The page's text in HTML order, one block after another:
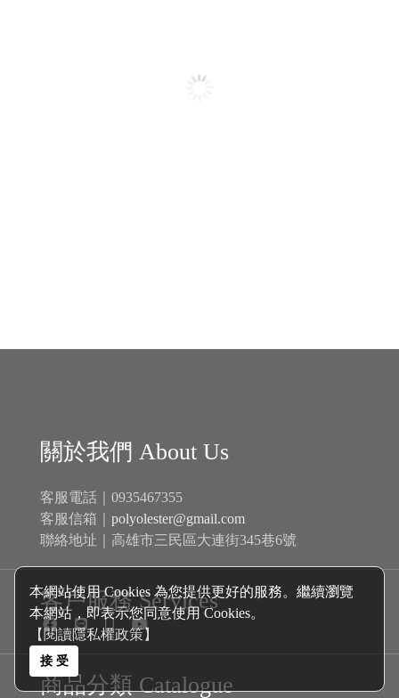
本網站使用 Cookies 為您提供更好的服務。繼續瀏覽
本網站，即表示您同意使用 Cookies。
【閱讀隱私權政策】
接 受
關於我們 About Us
客服電話｜0935467355
客服信箱｜ polyolester@gmail.com
聯絡地址｜高雄市三民區大連街345巷6號
客戶服務 Services
商品分類 Catalogue